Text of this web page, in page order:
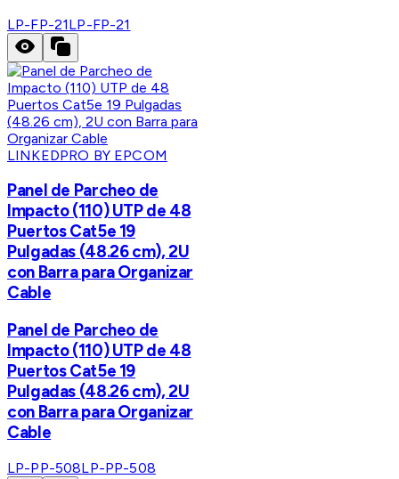
LP-FP-21LP-FP-21
LINKEDPRO BY EPCOM
Panel de Parcheo de
Impacto (110) UTP de 48
Puertos Cat5e 19
Pulgadas (48.26 cm), 2U
con Barra para Organizar
Cable
Panel de Parcheo de
Impacto (110) UTP de 48
Puertos Cat5e 19
Pulgadas (48.26 cm), 2U
con Barra para Organizar
Cable
LP-PP-508LP-PP-508